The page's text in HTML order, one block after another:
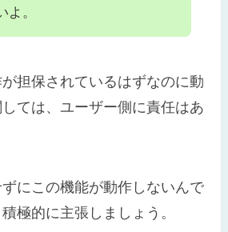
よ。
担保されているはずなのに動
ては、ユーザー側に責任はあ
にこの機能が動作しないんで
極的に主張しましょう。